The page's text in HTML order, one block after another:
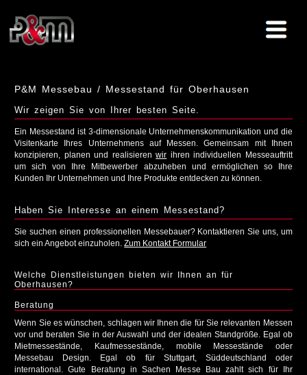
P&M Messebau / Messestand für Oberhausen
Wir zeigen Sie von Ihrer besten Seite.
Ein Messestand ist 3-dimensionale Unternehmenskommunikation und die
Visitenkarte Ihres Unternehmens auf Messen. Gemeinsam mit Ihnen
konzipieren, planen und realisierenwir ihren individuellen Messeauftritt
um sich von Ihre Mitbewerber abzuheben und ermöglichen so Ihre
Kunden Ihr Unternehmen und Ihre Produkte entdecken zu können.
Haben Sie Interesse an einem Messestand?
Sie suchen einen professionellen Messebauer? Kontaktieren Sie uns, um
sich ein Angebot einzuholen.Zum Kontakt Formular
Welche Dienstleistungen bieten wir Ihnen an für
Oberhausen?
Beratung
Wenn Sie es wünschen, schlagen wir Ihnen die für Sie relevanten Messen
vor und beraten Sie in der Auswahl und der idealen Standgröße. Egal ob
Mietmessestände, Kaufmessestände, mobile Messestände oder
Messebau Design. Egal ob für Stuttgart, Süddeutschland oder
international. Gute Beratung in Sachen Messe Bau zahlt sich für Ihr